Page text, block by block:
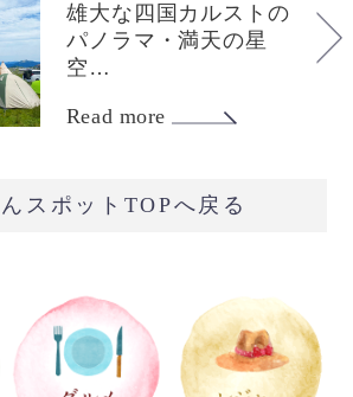
雄大な四国カルストの
パノラマ・満天の星
空…
Read more
スポットTOPへ戻る